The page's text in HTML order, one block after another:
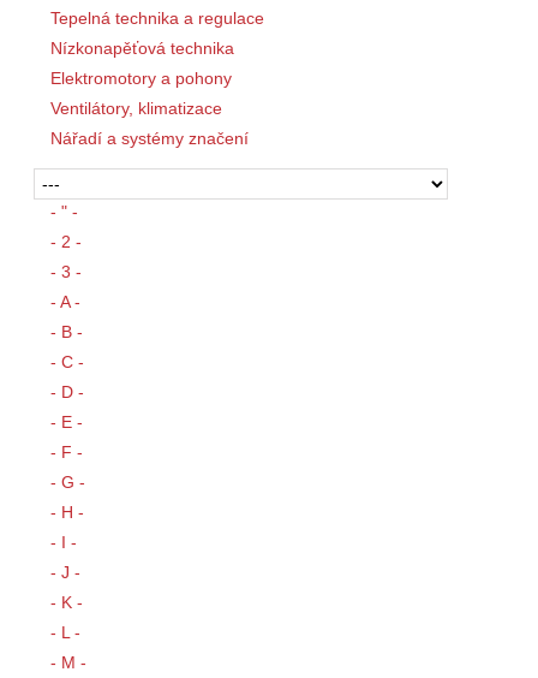
Tepelná technika a regulace
Nízkonapěťová technika
Elektromotory a pohony
Ventilátory, klimatizace
Nářadí a systémy značení
- " -
- 2 -
- 3 -
- A -
- B -
- C -
- D -
- E -
- F -
- G -
- H -
- I -
- J -
- K -
- L -
- M -